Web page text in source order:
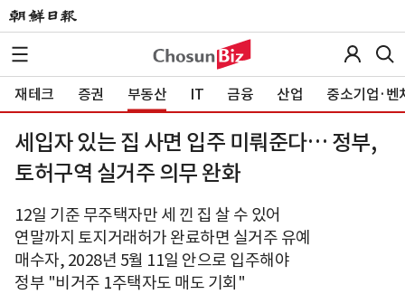
재테크 증권 부동산 IT 금융 산업 중소기업·벤
세입자 있는 집 사면 입주 미뤄준다… 정부,
토허구역 실거주 의무 완화
12일 기준 무주택자만 세 낀 집 살 수 있어
연말까지 토지거래허가 완료하면 실거주 유예
매수자, 2028년 5월 11일 안으로 입주해야
정부 "비거주 1주택자도 매도 기회"